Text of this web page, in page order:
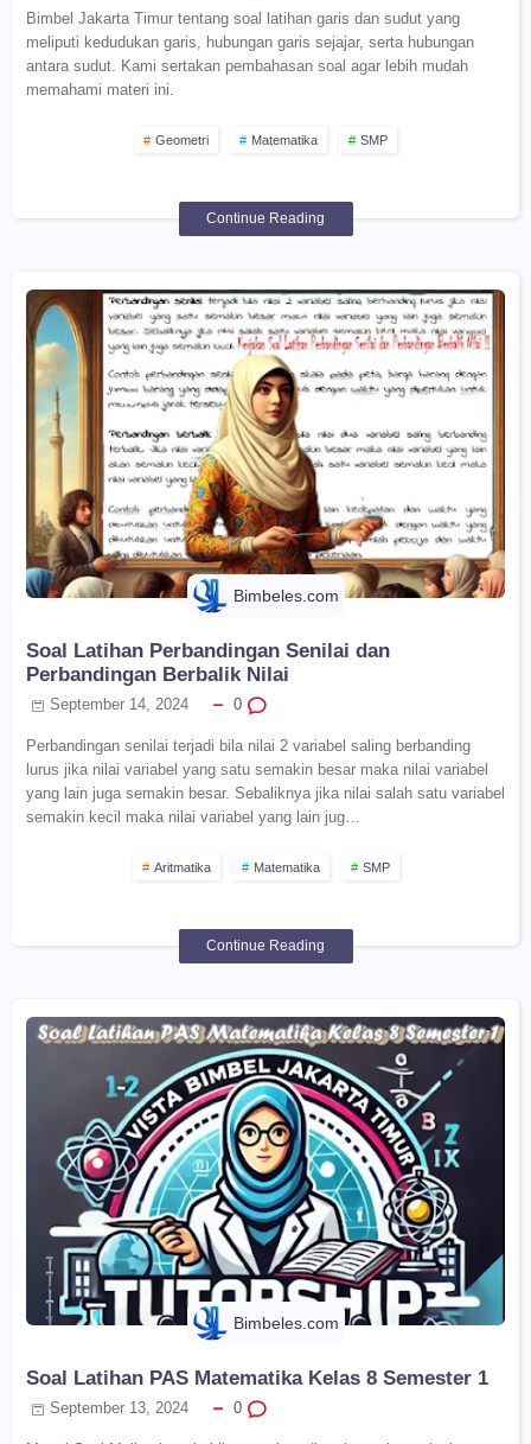
Bimbel Jakarta Timur tentang soal latihan garis dan sudut yang
meliputi kedudukan garis, hubungan garis sejajar, serta hubungan
antara sudut. Kami sertakan pembahasan soal agar lebih mudah
memahami materi ini.
Geometri Matematika SMP
Continue Reading
Soal Latihan Perbandingan Senilai dan
Perbandingan Berbalik Nilai
September 14, 2024 0
Perbandingan senilai terjadi bila nilai 2 variabel saling berbanding
lurus jika nilai variabel yang satu semakin besar maka nilai variabel
yang lain juga semakin besar. Sebaliknya jika nilai salah satu variabel
semakin kecil maka nilai variabel yang lain jug…
Aritmatika Matematika SMP
Bimbeles.com
Continue Reading
Soal Latihan PAS Matematika Kelas 8 Semester 1
September 13, 2024 0
Bimbeles.com